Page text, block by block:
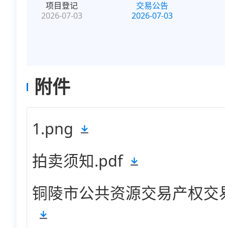
项目登记
2026-07-03
交易公告
2026-07-03
附件
1.png
拍卖须知.pdf
铜陵市公共资源交易产权